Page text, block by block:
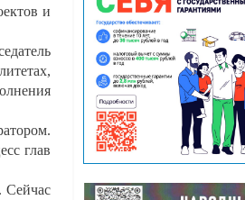
и
глав
Сейчас